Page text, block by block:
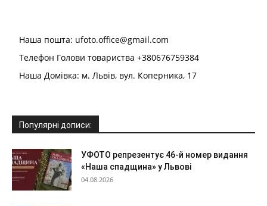
Наша пошта: ufoto.office@gmail.com
Телефон Голови товариства +380676759384
Наша Домівка: м. Львів, вул. Коперника, 17
Популярні дописи:
УФОТО репрезентує 46-й номер видання
«Наша спадщина» у Львові
04.08.2026